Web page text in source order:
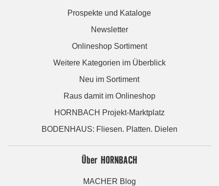
Prospekte und Kataloge
Newsletter
Onlineshop Sortiment
Weitere Kategorien im Überblick
Neu im Sortiment
Raus damit im Onlineshop
HORNBACH Projekt-Marktplatz
BODENHAUS: Fliesen. Platten. Dielen
Über HORNBACH
MACHER Blog